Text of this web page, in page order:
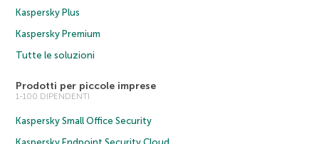
Kaspersky Plus
Kaspersky Premium
Tutte le soluzioni
Prodotti per piccole imprese
1-100 DIPENDENTI
Kaspersky Small Office Security